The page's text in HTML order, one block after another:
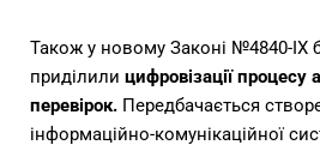
Також у новому Законі №4840-IX
приділили цифровізації процесу
перевірок. Передбачається
інформаційно-комунікаційної